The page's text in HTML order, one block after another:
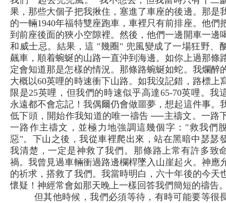
果，那些大個子把我揪住，塞進了車座的後邊。那是
的一輛1940年福特雙座跑車，車裡只有前排座。他們
到前座後面的狹小空隙裡。然後，他們一邊開車一邊
和威士忌。結果，這 "幾圈" 兜風變成了一場狂野、
飆車，順着蜿蜒的山路一直沖到海邊。如你上過那條
定會知道那是怎樣的情況。那條路蜿蜒如蛇。我爛醉
大概以60英哩的時速衝下山路。如我沒記錯，路標上
限是25英哩，但我們的時速似乎高達65-70英哩。我
永遠都不會忘記！我偶爾仍會做噩夢，想起這件事。
低下頭，開始作我知道的唯一禱告 ──主禱文。一路
一路作主禱文，並極力地強調這幾個字："救我們
惡"。下山之後，我從車裡爬出來，站在黑暗中瑟瑟
我清楚，一定是神救了我們。那條路上常有許多致
禍。我曾見過車輛衝過路邊欄桿墜入山崖起火。神應
的祈求，搭救了我們。我當時明白，六十年後的今天
懷疑！神經常會如那天晚上一樣回答我們簡短的禱告
但其他時候，我們必須等待，有時可能要等很